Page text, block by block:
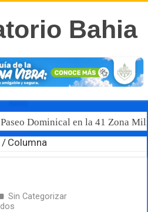
Dominical en la 41 Zona
/ Columna
Sin Categorizar